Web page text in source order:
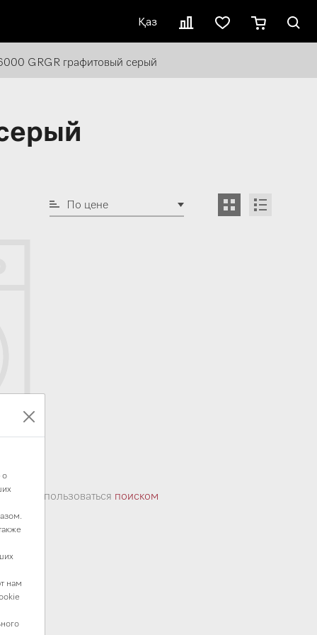
Қаз
GRGR графитовый серый
По цене
или воспользоваться поиском
о
нам